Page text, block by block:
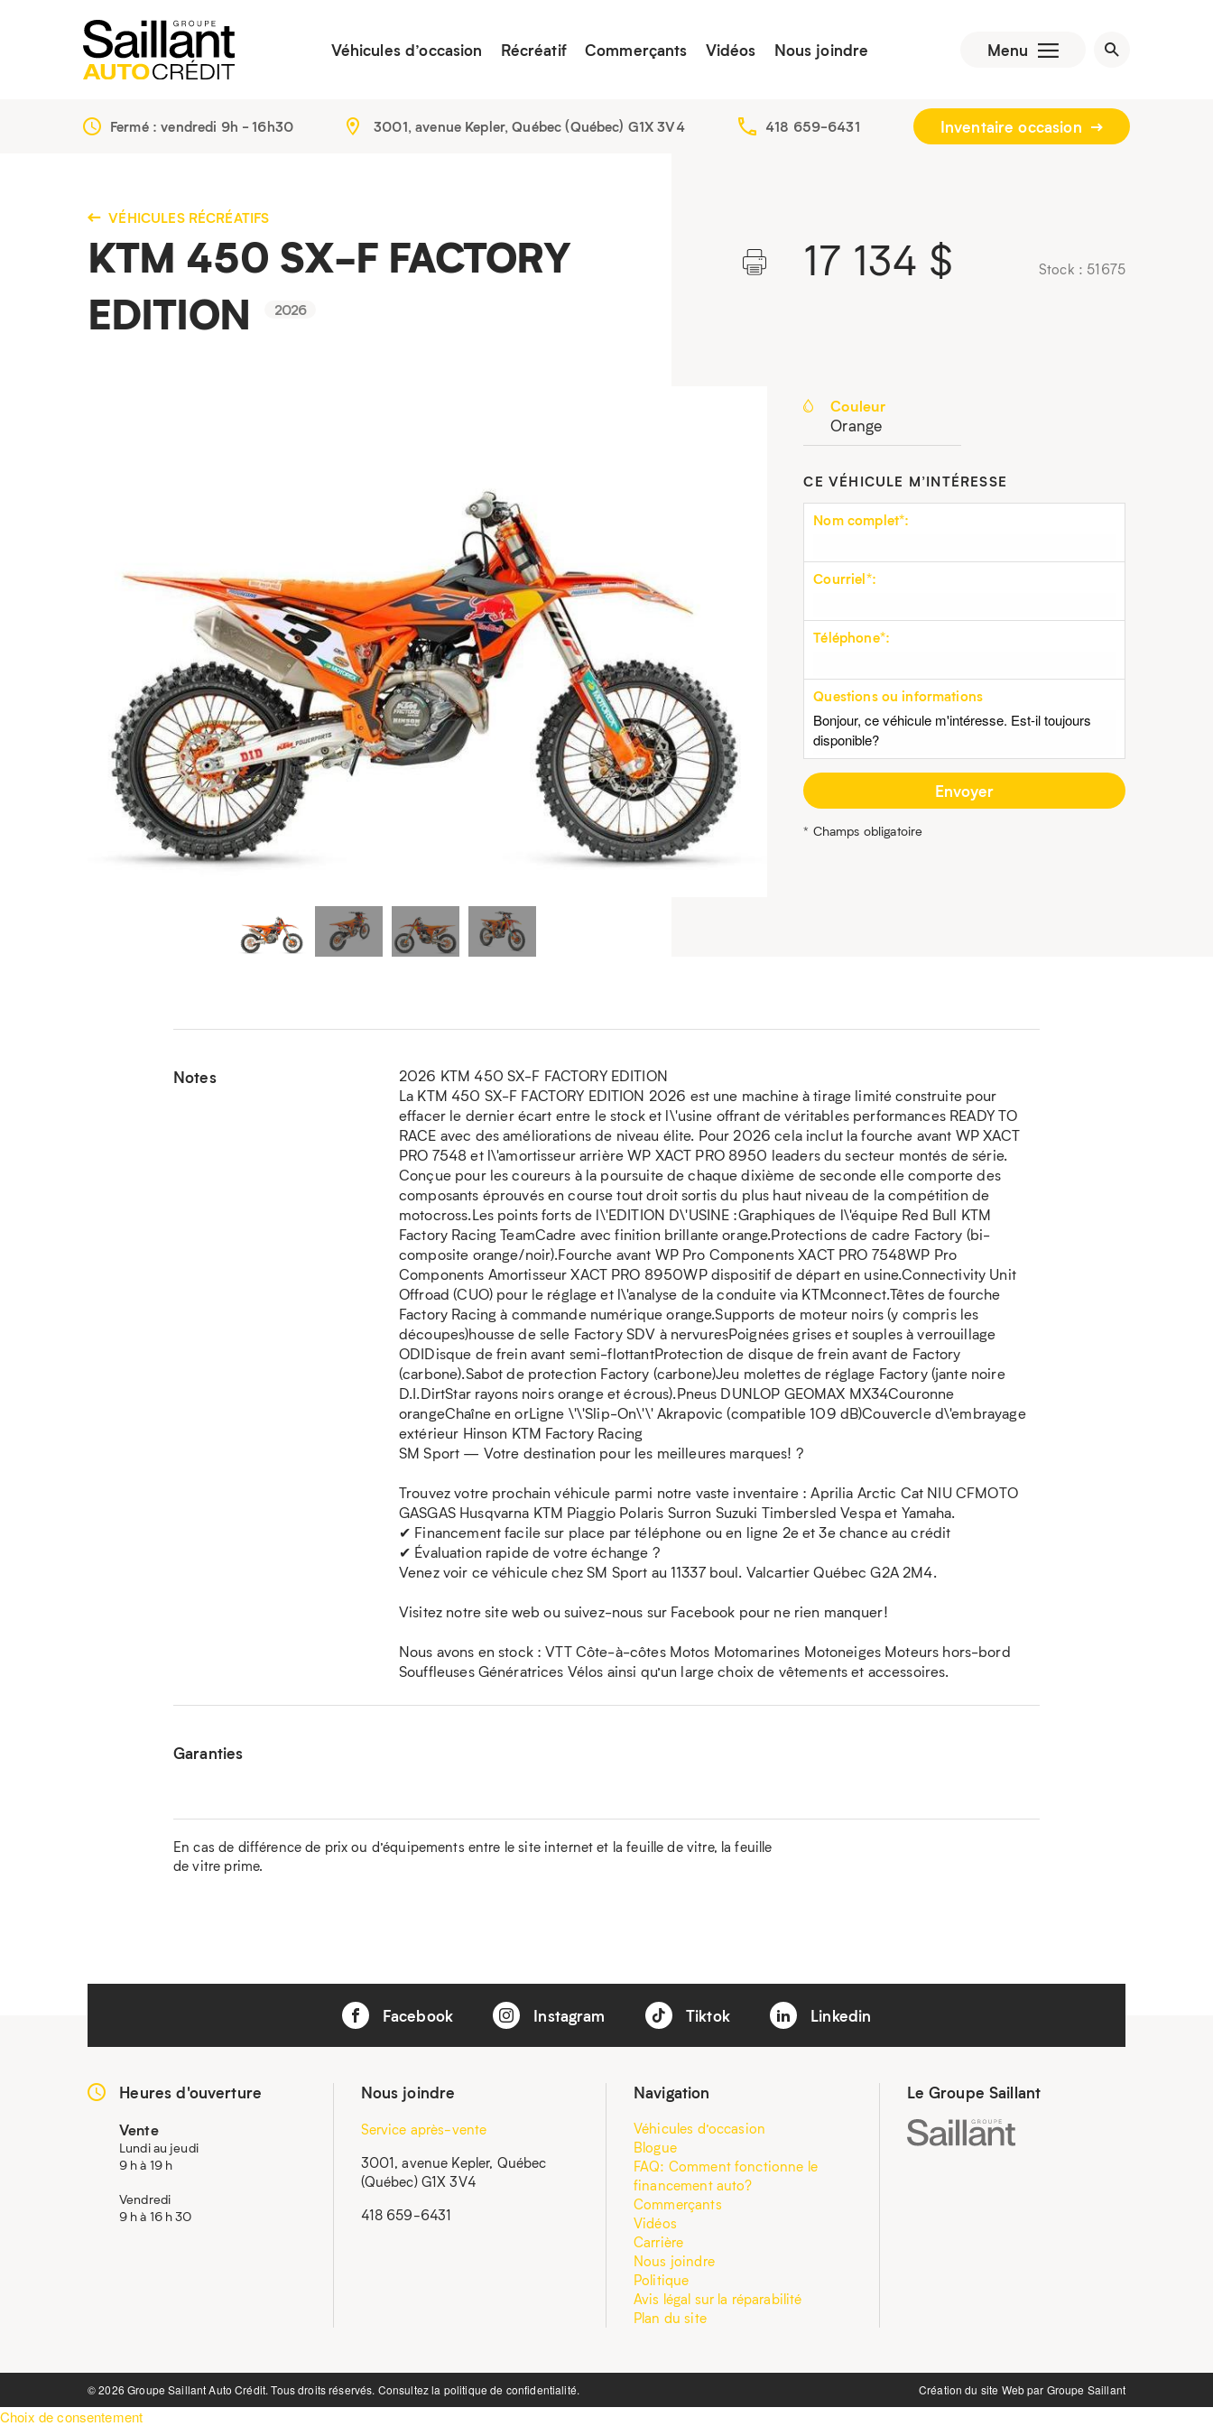
Véhicules d’occasion Récréatif Commerçants Vidéos Nous joindre Menu
Fermé : vendredi 9h - 16h30 3001, avenue Kepler, Québec (Québec) G1X 3V4 418 659-6431 Inventaire occasion
VÉHICULES RÉCRÉATIFS
KTM 450 SX-F FACTORY
EDITION
2026
Stock : 51675
17 134 $
Couleur
Orange
CE VÉHICULE M’INTÉRESSE
Nom complet*:
Courriel*:
Téléphone*:
Questions ou informations
* Champs obligatoire
Notes
2026 KTM 450 SX-F FACTORY EDITION
La KTM 450 SX-F FACTORY EDITION 2026 est une machine à tirage limité construite pour
effacer le dernier écart entre le stock et l\'usine offrant de véritables performances READY TO
RACE avec des améliorations de niveau élite. Pour 2026 cela inclut la fourche avant WP XACT
PRO 7548 et l\'amortisseur arrière WP XACT PRO 8950 leaders du secteur montés de série.
Conçue pour les coureurs à la poursuite de chaque dixième de seconde elle comporte des
composants éprouvés en course tout droit sortis du plus haut niveau de la compétition de
motocross.Les points forts de l\'EDITION D\'USINE :Graphiques de l\'équipe Red Bull KTM
Factory Racing TeamCadre avec finition brillante orange.Protections de cadre Factory (bi-
composite orange/noir).Fourche avant WP Pro Components XACT PRO 7548WP Pro
Components Amortisseur XACT PRO 8950WP dispositif de départ en usine.Connectivity Unit
Offroad (CUO) pour le réglage et l\'analyse de la conduite via KTMconnect.Têtes de fourche
Factory Racing à commande numérique orange.Supports de moteur noirs (y compris les
découpes)housse de selle Factory SDV à nervuresPoignées grises et souples à verrouillage
ODIDisque de frein avant semi-flottantProtection de disque de frein avant de Factory
(carbone).Sabot de protection Factory (carbone)Jeu molettes de réglage Factory (jante noire
D.I.DirtStar rayons noirs orange et écrous).Pneus DUNLOP GEOMAX MX34Couronne
orangeChaîne en orLigne \'\'Slip-On\'\' Akrapovic (compatible 109 dB)Couvercle d\'embrayage
extérieur Hinson KTM Factory Racing
SM Sport — Votre destination pour les meilleures marques! ?
Trouvez votre prochain véhicule parmi notre vaste inventaire : Aprilia Arctic Cat NIU CFMOTO
GASGAS Husqvarna KTM Piaggio Polaris Surron Suzuki Timbersled Vespa et Yamaha.
✔ Financement facile sur place par téléphone ou en ligne 2e et 3e chance au crédit
✔ Évaluation rapide de votre échange ?
Venez voir ce véhicule chez SM Sport au 11337 boul. Valcartier Québec G2A 2M4.
Visitez notre site web ou suivez-nous sur Facebook pour ne rien manquer!
Nous avons en stock : VTT Côte-à-côtes Motos Motomarines Motoneiges Moteurs hors-bord
Souffleuses Génératrices Vélos ainsi qu’un large choix de vêtements et accessoires.
Garanties
En cas de différence de prix ou d’équipements entre le site internet et la feuille de vitre, la feuille
de vitre prime.
Facebook Instagram Tiktok Linkedin
Heures d'ouverture
Vente
Lundi au jeudi
9 h à 19 h
Vendredi
9 h à 16 h 30
Nous joindre
Service après-vente
3001, avenue Kepler, Québec
(Québec) G1X 3V4
418 659-6431
Navigation
Véhicules d’occasion
Blogue
FAQ: Comment fonctionne le
financement auto?
Commerçants
Vidéos
Carrière
Nous joindre
Politique
Avis légal sur la réparabilité
Plan du site
Le Groupe Saillant
©️ 2026 Groupe Saillant Auto Crédit. Tous droits réservés. Consultez la politique de confidentialité. Création du site Web par Groupe Saillant
Choix de consentement